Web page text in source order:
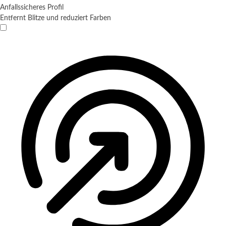
Anfallssicheres Profil
Entfernt Blitze und reduziert Farben